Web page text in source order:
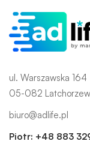
ul. Warszawska 164
05-082
biuro@adlife.pl
Piotr: +48 883